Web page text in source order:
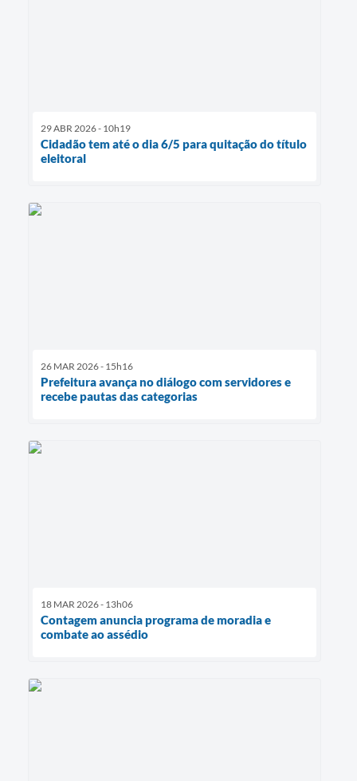
29 ABR 2026 - 10h19
Cidadão tem até o dia 6/5 para quitação do título
eleitoral
26 MAR 2026 - 15h16
Prefeitura avança no diálogo com servidores e
recebe pautas das categorias
18 MAR 2026 - 13h06
Contagem anuncia programa de moradia e
combate ao assédio